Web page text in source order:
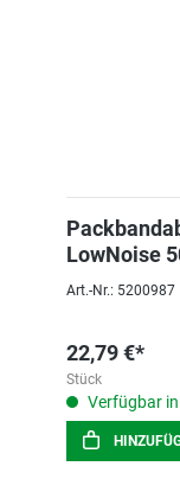
LowNoise
Art.-Nr.: 5200987
22,79 €*
Stück
Verfügbar